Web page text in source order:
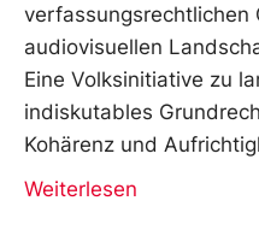
verfassungsrechtlichen
audiovisuellen
Eine Volksinitiative zu
indiskutables
Kohärenz und
Weiterlesen